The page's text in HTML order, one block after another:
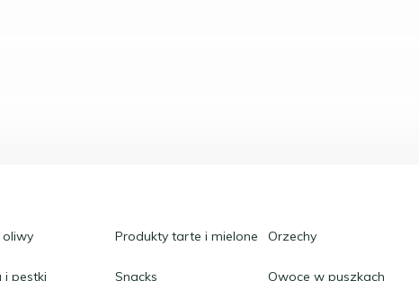
oliwy Produkty tarte i mielone Orzechy
i pestki Snacks Owoce w puszkach